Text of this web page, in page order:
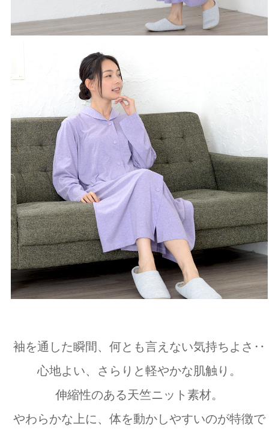
袖を通した瞬間、何とも言えない気持ちよさ‥
心地よい、さらりと軽やかな肌触り。
伸縮性のある天竺ニット素材。
やわらかな上に、体を動かしやすいのが特徴で